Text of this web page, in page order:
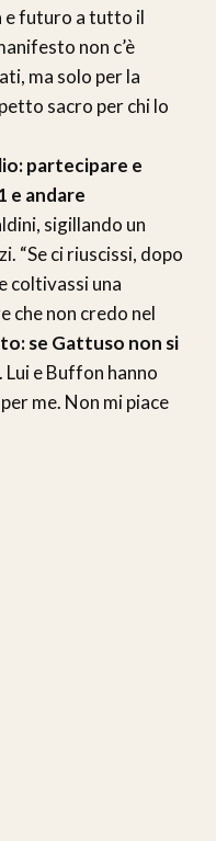
e futuro a tutto il
non c’è
ma solo per la
sacro per chi lo
partecipare e
e andare
sigillando un
“Se ci riuscissi, dopo
coltivassi una
che non credo nel
se Gattuso non si
. Lui e Buffon hanno
me. Non mi piace